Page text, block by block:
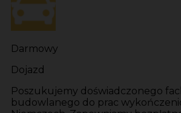
Darmowy
Dojazd
Poszukujemy doświadczonego
budowlanego do prac